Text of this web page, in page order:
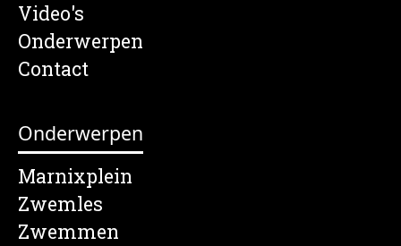
Video's
Onderwerpen
Contact
Onderwerpen
Marnixplein
Zwemles
Zwemmen